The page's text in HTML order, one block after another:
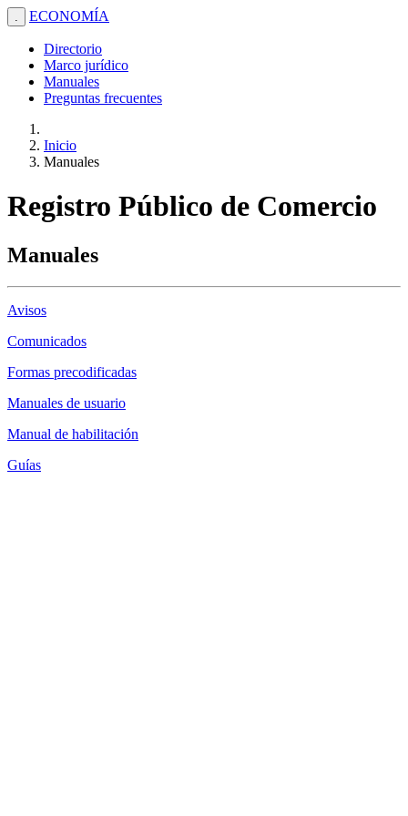
. ECONOMÍA
Directorio
Marco jurídico
Manuales
Preguntas frecuentes
Inicio
Manuales
Registro Público de Comercio
Manuales
Avisos
Comunicados
Formas precodificadas
Manuales de usuario
Manual de habilitación
Guías